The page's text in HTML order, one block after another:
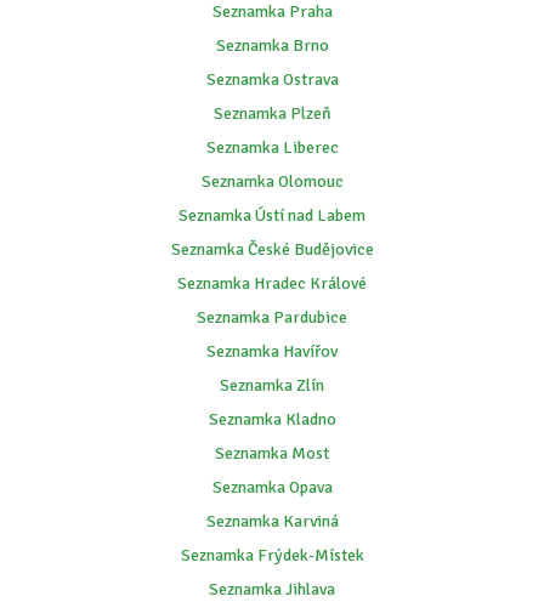
Seznamka Praha
Seznamka Brno
Seznamka Ostrava
Seznamka Plzeň
Seznamka Liberec
Seznamka Olomouc
Seznamka Ústí nad Labem
Seznamka České Budějovice
Seznamka Hradec Králové
Seznamka Pardubice
Seznamka Havířov
Seznamka Zlín
Seznamka Kladno
Seznamka Most
Seznamka Opava
Seznamka Karviná
Seznamka Frýdek-Místek
Seznamka Jihlava